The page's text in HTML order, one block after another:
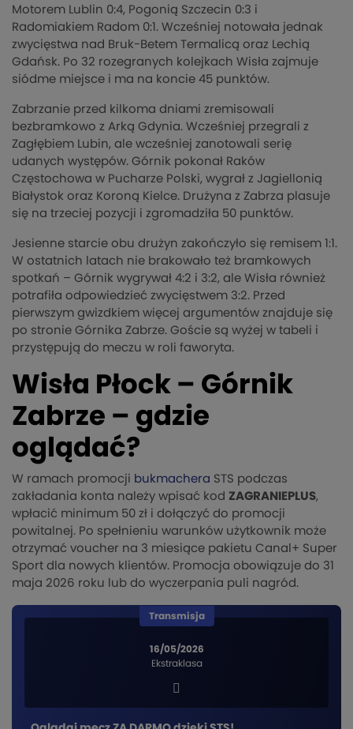
Motorem Lublin 0:4, Pogonią Szczecin 0:3 i
Radomiakiem Radom 0:1. Wcześniej notowała jednak
zwycięstwa nad Bruk-Betem Termalicą oraz Lechią
Gdańsk. Po 32 rozegranych kolejkach Wisła zajmuje
siódme miejsce i ma na koncie 45 punktów.
Zabrzanie przed kilkoma dniami zremisowali
bezbramkowo z Arką Gdynia. Wcześniej przegrali z
Zagłębiem Lubin, ale wcześniej zanotowali serię
udanych występów. Górnik pokonał Raków
Częstochowa w Pucharze Polski, wygrał z Jagiellonią
Białystok oraz Koroną Kielce. Drużyna z Zabrza plasuje
się na trzeciej pozycji i zgromadziła 50 punktów.
Jesienne starcie obu drużyn zakończyło się remisem 1:1.
W ostatnich latach nie brakowało też bramkowych
spotkań – Górnik wygrywał 4:2 i 3:2, ale Wisła również
potrafiła odpowiedzieć zwycięstwem 3:2. Przed
pierwszym gwizdkiem więcej argumentów znajduje się
po stronie Górnika Zabrze. Goście są wyżej w tabeli i
przystępują do meczu w roli faworyta.
Wisła Płock – Górnik
Zabrze – gdzie
oglądać?
W ramach promocji bukmachera STS podczas
zakładania konta należy wpisać kod ZAGRANIEPLUS,
wpłacić minimum 50 zł i dołączyć do promocji
powitalnej. Po spełnieniu warunków użytkownik może
otrzymać voucher na 3 miesiące pakietu Canal+ Super
Sport dla nowych klientów. Promocja obowiązuje do 31
maja 2026 roku lub do wyczerpania puli nagród.
16/05/2026
Ekstraklasa
Transmisja